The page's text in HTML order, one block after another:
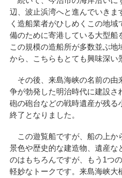
辺、波止浜湾へと進んでいきま
く造船業者がひしめくこの地
備のために寄港している大型船
この規模の造船所が多数並ぶ地
から、こちらもとても興味深い
その後、来島海峡の名前の由
争が勃発した明治時代に建設さ
砲の砲台などの戦時遺産が残る
終了となりました。
この遊覧船ですが、船の上か
景色や歴史的な建造物、遺産な
のはもちろんですが、もう1つ
軽妙なトークです。来島海峡大